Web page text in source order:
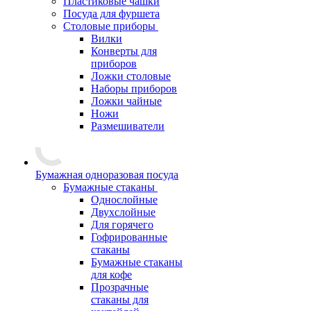
Посуда для фуршета
Столовые приборы
Вилки
Конверты для
приборов
Ложки столовые
Наборы приборов
Ложки чайные
Ножи
Размешиватели
Бумажная одноразовая посуда
Бумажные стаканы
Однослойные
Двухслойные
Для горячего
Гофрированные
стаканы
Бумажные стаканы
для кофе
Прозрачные
стаканы для